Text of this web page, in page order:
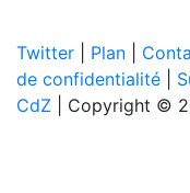
Twitter Plan
de confidentialité
CdZ | Copyright ©